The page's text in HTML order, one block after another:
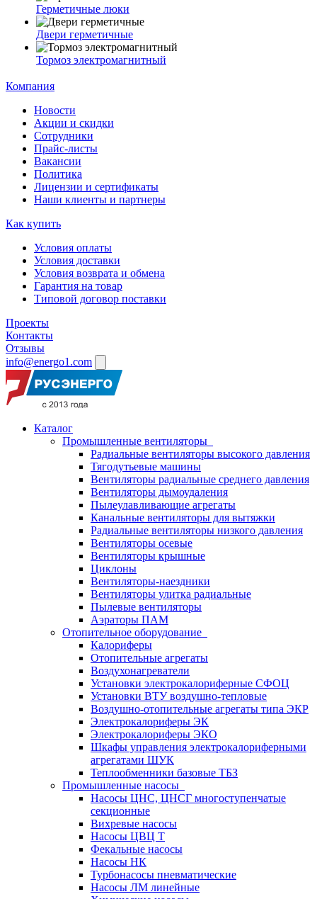
Герметичные люки
Двери герметичные
Тормоз электромагнитный
Компания
Новости
Акции и скидки
Сотрудники
Прайс-листы
Вакансии
Политика
Лицензии и сертификаты
Наши клиенты и партнеры
Как купить
Условия оплаты
Условия доставки
Условия возврата и обмена
Гарантия на товар
Типовой договор поставки
Проекты
Контакты
Отзывы
info@energo1.com
Каталог
Промышленные вентиляторы
Радиальные вентиляторы высокого давления
Тягодутьевые машины
Вентиляторы радиальные среднего давления
Вентиляторы дымоудаления
Пылеулавливающие агрегаты
Канальные вентиляторы для вытяжки
Радиальные вентиляторы низкого давления
Вентиляторы осевые
Вентиляторы крышные
Циклоны
Вентиляторы-наездники
Вентиляторы улитка радиальные
Пылевые вентиляторы
Аэраторы ПАМ
Отопительное оборудование
Калориферы
Отопительные агрегаты
Воздухонагреватели
Установки электрокалориферные СФОЦ
Установки ВТУ воздушно-тепловые
Воздушно-отопительные агрегаты типа ЭКР
Электрокалориферы ЭК
Электрокалориферы ЭКО
Шкафы управления электрокалориферными
агрегатами ШУК
Теплообменники базовые ТБЗ
Промышленные насосы
Насосы ЦНС, ЦНСГ многоступенчатые
секционные
Вихревые насосы
Насосы ЦВЦ Т
Фекальные насосы
Насосы НК
Турбонасосы пневматические
Насосы ЛМ линейные